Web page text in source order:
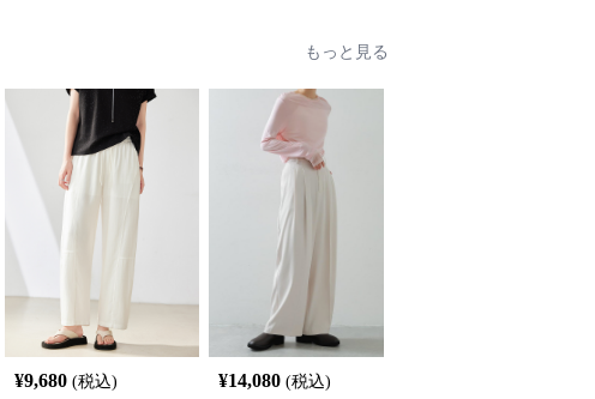
もっと見る
¥9,680 (税込)
¥14,080 (税込)